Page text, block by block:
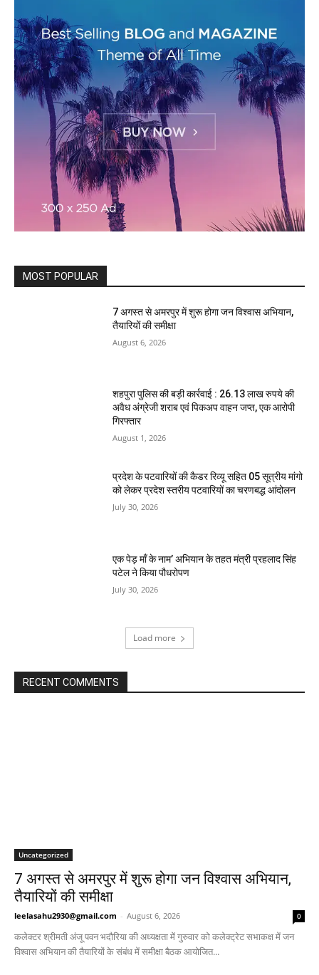
MOST POPULAR
7 अगस्त से अमरपुर में शुरू होगा जन विश्वास अभियान,
तैयारियों की समीक्षा
August 6, 2026
शहपुरा पुलिस की बड़ी कार्रवाई : 26.13 लाख रुपये की
अवैध अंग्रेजी शराब एवं पिकअप वाहन जप्त, एक आरोपी
गिरफ्तार
August 1, 2026
प्रदेश के पटवारियों की कैडर रिव्यू सहित 05 सूत्रीय मांगो
को लेकर प्रदेश स्तरीय पटवारियों का चरणबद्ध आंदोलन
July 30, 2026
एक पेड़ माँ के नाम’ अभियान के तहत मंत्री प्रहलाद सिंह
पटेल ने किया पौधरोपण
July 30, 2026
Load more
RECENT COMMENTS
Uncategorized
7 अगस्त से अमरपुर में शुरू होगा जन विश्वास अभियान,
तैयारियों की समीक्षा
leelasahu2930@gmail.com - August 6, 2026 0
कलेक्टर श्रीमती अंजू पवन भदौरिया की अध्यक्षता में गुरुवार को कलेक्ट्रेट सभाकक्ष में जन
विश्वास अभियान की तैयारियों के संबंध में समीक्षा बैठक आयोजित...